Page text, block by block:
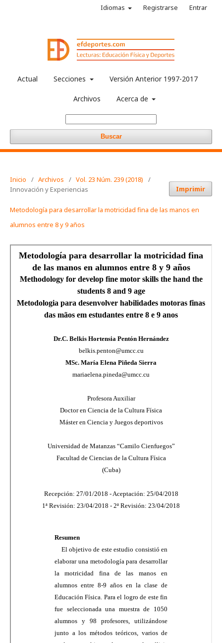
Actual Secciones Versión Anterior 1997-2017
Archivos Acerca de
Buscar
Idiomas Registrarse Entrar
Inicio / Archivos / Vol. 23 Núm. 239 (2018)
/
Innovación y Experiencias
Imprimir
Metodología para desarrollar la motricidad fina de las manos en
alumnos entre 8 y 9 años